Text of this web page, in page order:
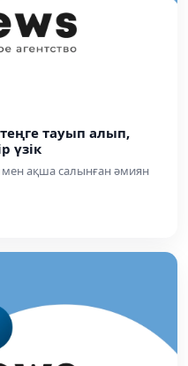
тауып алып,
үзік
ақша салынған әмиян